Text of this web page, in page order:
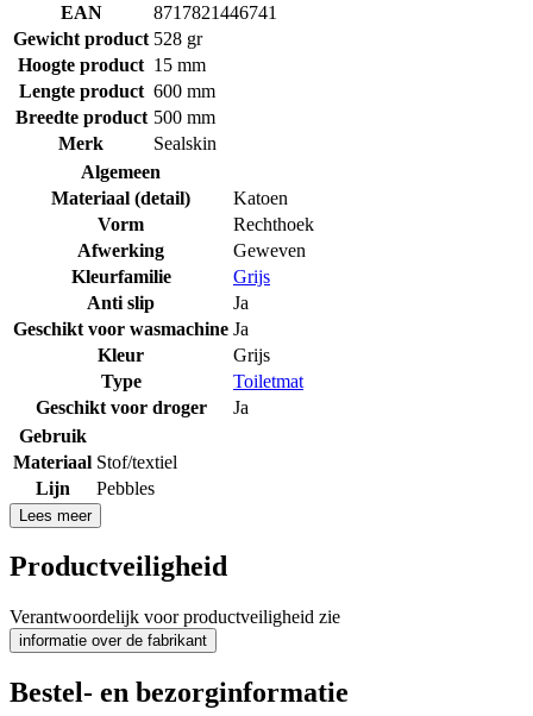
EAN
8717821446741
Gewicht product 528 gr
Hoogte product 15 mm
Lengte product 600 mm
Breedte product 500 mm
Merk
Sealskin
Algemeen
Materiaal (detail)
Katoen
Vorm
Rechthoek
Afwerking
Geweven
Kleurfamilie
Grijs
Anti slip
Ja
Geschikt voor wasmachine Ja
Kleur
Grijs
Type
Toiletmat
Geschikt voor droger
Ja
Gebruik
Materiaal Stof/textiel
Lijn
Pebbles
Lees meer
Productveiligheid
Verantwoordelijk voor productveiligheid zie
informatie over de fabrikant
Bestel- en bezorginformatie